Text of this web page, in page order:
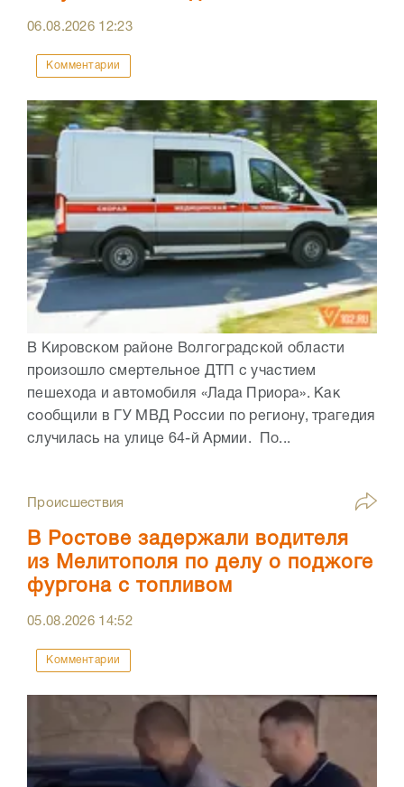
06.08.2026 12:23
Комментарии
В Кировском районе Волгоградской области
произошло смертельное ДТП с участием
пешехода и автомобиля «Лада Приора». Как
сообщили в ГУ МВД России по региону, трагедия
случилась на улице 64-й Армии. По...
Происшествия
В Ростове задержали водителя
из Мелитополя по делу о поджоге
фургона с топливом
05.08.2026 14:52
Комментарии